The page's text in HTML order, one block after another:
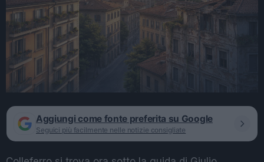
Aggiungi come fonte preferita su Google
Seguici più facilmente nelle notizie consigliate